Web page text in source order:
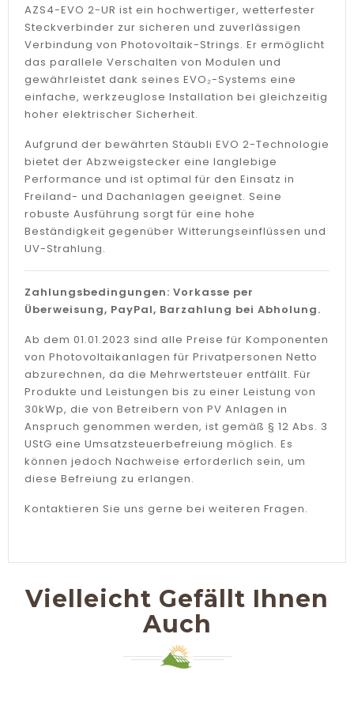
AZS4-EVO 2-UR ist ein hochwertiger, wetterfester
Steckverbinder zur sicheren und zuverlässigen
Verbindung von Photovoltaik-Strings. Er ermöglicht
das parallele Verschalten von Modulen und
gewährleistet dank seines EVO₂-Systems eine
einfache, werkzeuglose Installation bei gleichzeitig
hoher elektrischer Sicherheit.
Aufgrund der bewährten Stäubli EVO 2-Technologie
bietet der Abzweigstecker eine langlebige
Performance und ist optimal für den Einsatz in
Freiland- und Dachanlagen geeignet. Seine
robuste Ausführung sorgt für eine hohe
Beständigkeit gegenüber Witterungseinflüssen und
UV-Strahlung.
Zahlungsbedingungen: Vorkasse per
Überweisung, PayPal, Barzahlung bei Abholung.
Ab dem 01.01.2023 sind alle Preise für Komponenten
von Photovoltaikanlagen für Privatpersonen Netto
abzurechnen, da die Mehrwertsteuer entfällt. Für
Produkte und Leistungen bis zu einer Leistung von
30kWp, die von Betreibern von PV Anlagen in
Anspruch genommen werden, ist gemäß § 12 Abs. 3
UStG eine Umsatzsteuerbefreiung möglich. Es
können jedoch Nachweise erforderlich sein, um
diese Befreiung zu erlangen.
Kontaktieren Sie uns gerne bei weiteren Fragen.
Vielleicht Gefällt Ihnen
Auch